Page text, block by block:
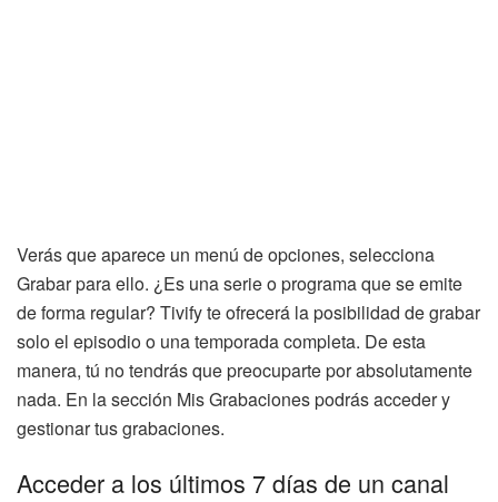
Verás que aparece un menú de opciones, selecciona
Grabar para ello. ¿Es una serie o programa que se emite
de forma regular? Tivify te ofrecerá la posibilidad de grabar
solo el episodio o una temporada completa. De esta
manera, tú no tendrás que preocuparte por absolutamente
nada. En la sección Mis Grabaciones podrás acceder y
gestionar tus grabaciones.
Acceder a los últimos 7 días de un canal